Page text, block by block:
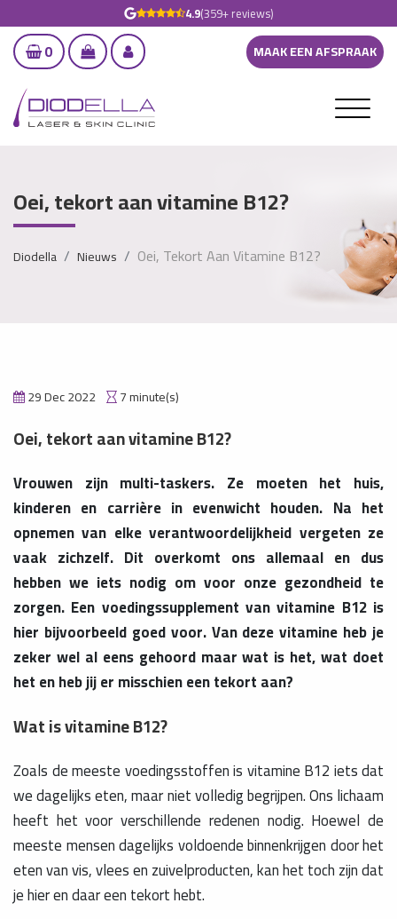
4.9(359+ reviews)
0 MAAK EEN AFSPRAAK
Oei, tekort aan vitamine B12?
Diodella Nieuws Oei, Tekort Aan Vitamine B12?
29 Dec 2022 7 minute(s)
Oei, tekort aan vitamine B12?
Vrouwen zijn multi-taskers. Ze moeten het huis,
kinderen en carrière in evenwicht houden. Na het
opnemen van elke verantwoordelijkheid vergeten ze
vaak zichzelf. Dit overkomt ons allemaal en dus
hebben we iets nodig om voor onze gezondheid te
zorgen. Een voedingssupplement van vitamine B12 is
hier bijvoorbeeld goed voor. Van deze vitamine heb je
zeker wel al eens gehoord maar wat is het, wat doet
het en heb jij er misschien een tekort aan?
Wat is vitamine B12?
Zoals de meeste voedingsstoffen is vitamine B12 iets dat
we dagelijks eten, maar niet volledig begrijpen. Ons lichaam
heeft het voor verschillende redenen nodig. Hoewel de
meeste mensen dagelijks voldoende binnenkrijgen door het
eten van vis, vlees en zuivelproducten, kan het toch zijn dat
je hier en daar een tekort hebt.